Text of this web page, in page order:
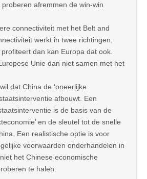
afremmen de win-win
connectiviteit met het Belt and
werkt in twee richtingen,
dan kan Europa dat ook.
Unie dan niet samen met het
dat China de ‘oneerlijke
afbouwt. Een
is de basis van de
en de sleutel tot de snelle
Een realistische optie is voor
voorwaarden onderhandelen in
het Chinese economische
te halen.